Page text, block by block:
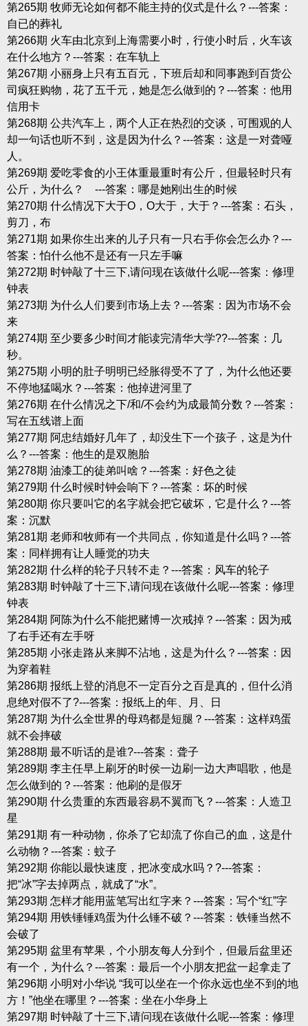
第265期 牧师无论如何都不能主持的仪式是什么？---答案：
自已的葬礼
第266期 火车由北京到上海需要小时，行使小时后，火车该
在什么地方？---答案：在车轨上
第267期 小丽身上只有五百元，下班后却和同事跑到百货公
司疯狂购物，花了五千元，她是怎么做到的？---答案：他用
信用卡
第268期 公共汽车上，两个人正在热烈的交谈，可围观的人
却一句话也听不到，这是因为什么？---答案：这是一对聋哑
人。
第269期 爱吃零食的小王体重最重时有公斤，但最轻时只有
公斤，为什么？ ---答案：哪是她刚出生的时候
第270期 什么情况下大于O，O大于，大于？---答案：石头，
剪刀，布
第271期 如果你生出来的儿子只有一只右手你会怎么办？---
答案：怕什么他不是还有一只左手嘛
第272期 时钟敲了十三下,请问现在该做什么呢---答案：修理
钟表
第273期 为什么人们要到市场上去？---答案：因为市场不会
来
第274期 至少要多少时间才能读完清华大学??---答案：几
秒。
第275期 小明的肚子明明已经胀得受不了了，为什么他还要
不停地猛喝水？---答案：他掉进河里了
第276期 在什么情况之下/和/不会约为成最简分数？---答案：
写在五线谱上面
第277期 阿忠结婚好几年了，却没生下一个孩子，这是为什
么？---答案：他生的是双胞胎
第278期 油漆工的徒弟叫啥？---答案：好色之徒
第279期 什么时候时钟会响下？---答案：坏的时候
第280期 你只要叫它的名字就会把它破坏，它是什么？---答
案：沉默
第281期 老师和牧师有一个共同点，你知道是什么吗？---答
案：同样拥有让人睡觉的功夫
第282期 什么样的轮子只转不走？---答案：风车的轮子
第283期 时钟敲了十三下,请问现在该做什么呢---答案：修理
钟表
第284期 阿陈为什么不能把赌博一次戒掉？---答案：因为戒
了右手还有左手呀
第285期 小张走路从来脚不沾地，这是为什么？---答案：因
为穿着鞋
第286期 报纸上登的消息不一定百分之百是真的，但什么消
息绝对假不了?---答案：报纸上的年、月、日
第287期 为什么全世界的母鸡都是短腿？---答案：这样鸡蛋
就不会摔破
第288期 最不听话的是谁?---答案：聋子
第289期 李主任早上刷牙的时侯一边刷一边大声唱歌，他是
怎么做到的？---答案：他刷的是假牙
第290期 什么贵重的东西最容易不翼而飞？---答案：人造卫
星
第291期 有一种动物，你杀了它却流了你自己的血，这是什
么动物？---答案：蚊子
第292期 你能以最快速度，把冰变成水吗？?---答案：
把“冰”字去掉两点，就成了“水”。
第293期 怎样才能用蓝笔写出红字来？---答案：写个“红”字
第294期 用铁锤锤鸡蛋为什么锤不破？---答案：铁锤当然不
会破了
第295期 盆里有苹果，个小朋友每人分到个，但最后盆里还
有一个，为什么？---答案：最后一个小朋友把盆一起拿走了
第296期 小明对小华说 “我可以坐在一个你永远也坐不到的地
方！”他坐在哪里？---答案：坐在小华身上
第297期 时钟敲了十三下,请问现在该做什么呢---答案：修理